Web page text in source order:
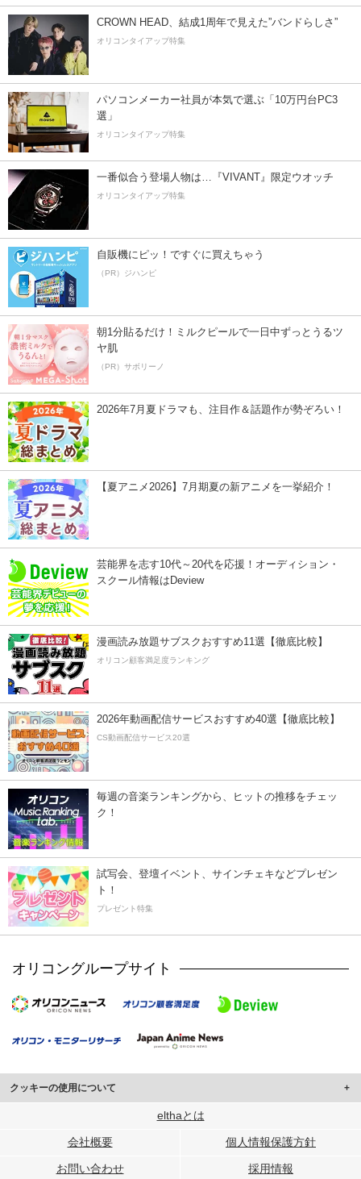
CROWN HEAD、結成1周年で見えた”バンドらしさ”
オリコンタイアップ特集
パソコンメーカー社員が本気で選ぶ「10万円台PC3
選」
オリコンタイアップ特集
一番似合う登場人物は…『VIVANT』限定ウオッチ
オリコンタイアップ特集
自販機にピッ！ですぐに買えちゃう
（PR）ジハンピ
朝1分貼るだけ！ミルクピールで一日中ずっとうるツ
ヤ肌
（PR）サボリーノ
2026年7月夏ドラマも、注目作＆話題作が勢ぞろい！
【夏アニメ2026】7月期夏の新アニメを一挙紹介！
芸能界を志す10代～20代を応援！オーディション・
スクール情報はDeview
漫画読み放題サブスクおすすめ11選【徹底比較】
オリコン顧客満足度ランキング
2026年動画配信サービスおすすめ40選【徹底比較】
CS動画配信サービス20選
毎週の音楽ランキングから、ヒットの推移をチェッ
ク！
試写会、登壇イベント、サインチェキなどプレゼン
ト！
プレゼント特集
オリコングループサイト
クッキーの使用について
このサイトでは Cookie を使用して、ユーザーに合わせたコンテンツや広告の
行っています。
メディアや広告配信、データ解析の各パートナーに提供しています。
elthaとは
会社概要 個人情報保護方針
お問い合わせ 採用情報